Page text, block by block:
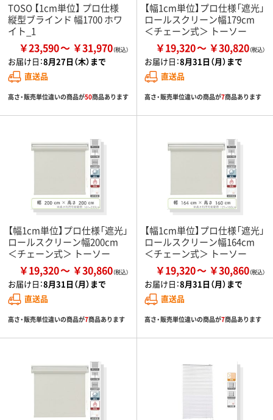
TOSO 【1cm単位】 プロ仕様
縦型ブラインド 幅1700 ホワ
イト_1
￥23,590 ￥31,970
お届け日：8月27日（木）まで
直送品
高さ・販売単位違いの商品が50商品あります
【幅1cm単位】プロ仕様「遮光」
ロールスクリーン幅179cm
＜チェーン式＞ トーソー
￥19,320 ￥30,820
お届け日：8月31日（月）まで
直送品
高さ・販売単位違いの商品が7商品あります
【幅1cm単位】プロ仕様「遮光」
ロールスクリーン幅200cm
＜チェーン式＞ トーソー
￥19,320 ￥30,860
お届け日：8月31日（月）まで
直送品
高さ・販売単位違いの商品が7商品あります
【幅1cm単位】プロ仕様「遮光」
ロールスクリーン幅164cm
＜チェーン式＞ トーソー
￥19,320 ￥30,860
お届け日：8月31日（月）まで
直送品
高さ・販売単位違いの商品が7商品あります